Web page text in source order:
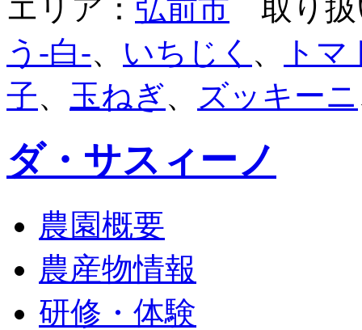
エリア： 弘前市 取り扱
う-白-、 いちじく 、
トマ
子、 玉ねぎ、 ズッキーニ
ダ・サスィーノ
農園概要
農産物情報
研修・体験